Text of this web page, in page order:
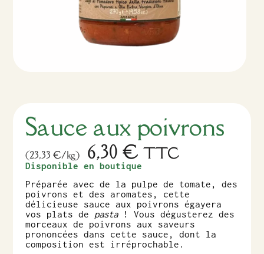
Sauce aux poivrons
(23,33 €/kg) 6,30€ TTC
Disponible en boutique
Préparée avec de la pulpe de tomate, des
poivrons et des aromates, cette
délicieuse sauce aux poivrons égayera
vos plats de pasta! Vous dégusterez des
morceaux de poivrons aux saveurs
prononcées dans cette sauce, dont la
composition est irréprochable.